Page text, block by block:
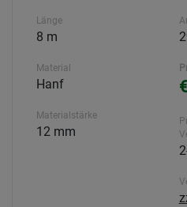
Länge
8 m
Material
Hanf
Materialstärke
12 mm